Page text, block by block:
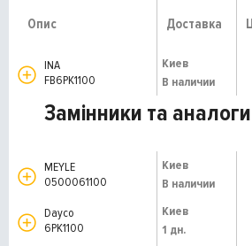
Опис Доставка
INA
FB6PK1100
Киев
В наличии
Замінники та аналоги
MEYLE
0500061100
Киев
В наличии
Dayco
6PK1100
Киев
1 дн.